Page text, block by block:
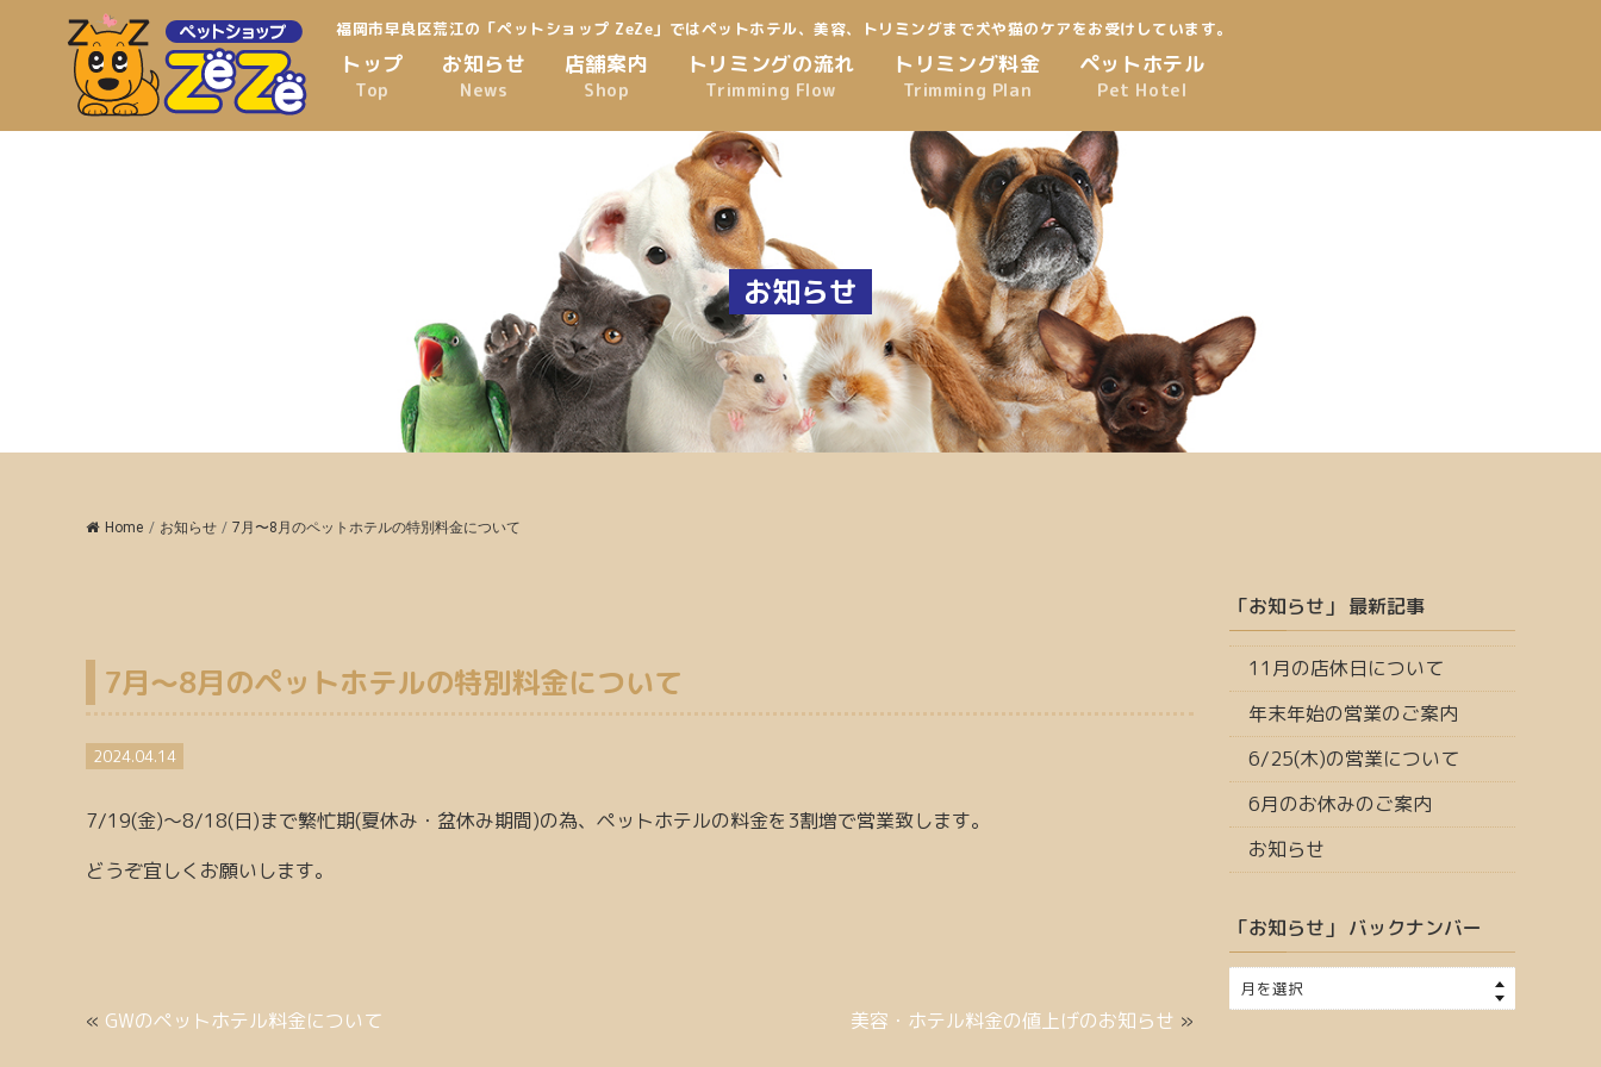
福岡市早良区荒江の「ペットショップ ZeZe」ではペットホテル、美容、トリミングまで犬や猫のケアをお受けしています。
トップ
Top
お知らせ
News
店舗案内
Shop
トリミングの流れ
Trimming Flow
トリミング料金
Trimming Plan
ペットホテル
Pet Hotel
お知らせ
Home / お知らせ / 7月〜8月のペットホテルの特別料金について
7月〜8月のペットホテルの特別料金について
2024.04.14
7/19(金)〜8/18(日)まで繁忙期(夏休み・盆休み期間)の為、ペットホテルの料金を3割増で営業致します。
どうぞ宜しくお願いします。
« GWのペットホテル料金について 美容・ホテル料金の値上げのお知らせ »
「お知らせ」 最新記事
11月の店休日について
年末年始の営業のご案内
6/25(木)の営業について
6月のお休みのご案内
お知らせ
「お知らせ」 バックナンバー